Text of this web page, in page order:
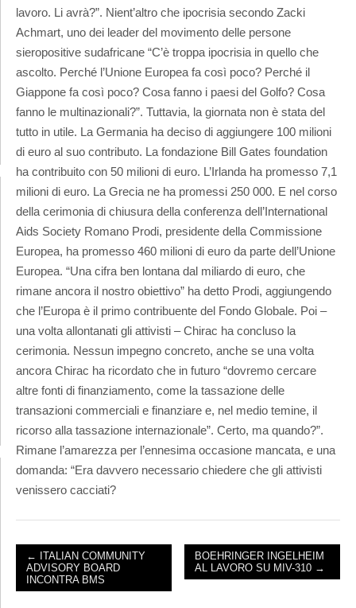
lavoro. Li avrà?”. Nient’altro che ipocrisia secondo Zacki
Achmart, uno dei leader del movimento delle persone
sieropositive sudafricane “C’è troppa ipocrisia in quello che
ascolto. Perché l’Unione Europea fa così poco? Perché il
Giappone fa così poco? Cosa fanno i paesi del Golfo? Cosa
fanno le multinazionali?”. Tuttavia, la giornata non è stata del
tutto in utile. La Germania ha deciso di aggiungere 100 milioni
di euro al suo contributo. La fondazione Bill Gates foundation
ha contribuito con 50 milioni di euro. L’Irlanda ha promesso 7,1
milioni di euro. La Grecia ne ha promessi 250 000. E nel corso
della cerimonia di chiusura della conferenza dell’International
Aids Society Romano Prodi, presidente della Commissione
Europea, ha promesso 460 milioni di euro da parte dell’Unione
Europea. “Una cifra ben lontana dal miliardo di euro, che
rimane ancora il nostro obiettivo” ha detto Prodi, aggiungendo
che l’Europa è il primo contribuente del Fondo Globale. Poi –
una volta allontanati gli attivisti – Chirac ha concluso la
cerimonia. Nessun impegno concreto, anche se una volta
ancora Chirac ha ricordato che in futuro “dovremo cercare
altre fonti di finanziamento, come la tassazione delle
transazioni commerciali e finanziare e, nel medio temine, il
ricorso alla tassazione internazionale”. Certo, ma quando?”.
Rimane l’amarezza per l’ennesima occasione mancata, e una
domanda: “Era davvero necessario chiedere che gli attivisti
venissero cacciati?
POST NAVIGATION
← ITALIAN COMMUNITY
ADVISORY BOARD
INCONTRA BMS
BOEHRINGER INGELHEIM
AL LAVORO SU MIV-310 →